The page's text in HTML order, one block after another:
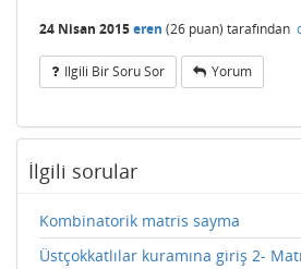
24 Nisan 2015eren (26 puan) tarafından
Ilgili Bir Soru Sor Yorum
İlgili sorular
Kombinatorik matris sayma
Üstçokkatlılar kuramına giriş 2-